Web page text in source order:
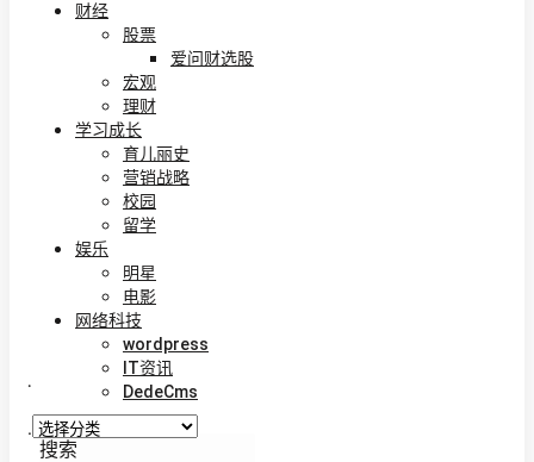
财经
股票
爱问财选股
宏观
理财
学习成长
育儿丽史
营销战略
校园
留学
娱乐
明星
电影
网络科技
wordpress
IT资讯
DedeCms
.
.
搜索